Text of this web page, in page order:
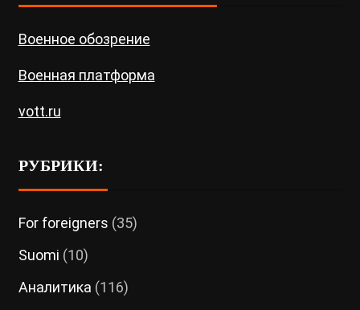
Военное обозрение
Военная платформа
vott.ru
РУБРИКИ:
For foreigners (35)
Suomi (10)
Аналитика (116)